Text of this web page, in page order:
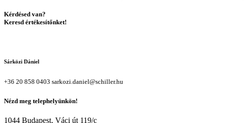
Kérdésed van?
Keresd értékesítőnket!
Sárközi Dániel
+36 20 858 0403 sarkozi.daniel@schiller.hu
Nézd meg telephelyünkön!
1044 Budapest, Váci út 119/c